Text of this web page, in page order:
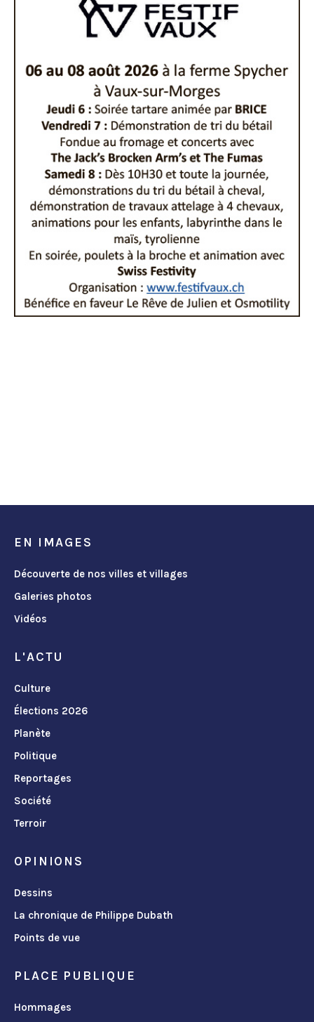
EN IMAGES
Découverte de nos villes et villages
Galeries photos
Vidéos
L'ACTU
Culture
Élections 2026
Planète
Politique
Reportages
Société
Terroir
OPINIONS
Dessins
La chronique de Philippe Dubath
Points de vue
PLACE PUBLIQUE
Hommages